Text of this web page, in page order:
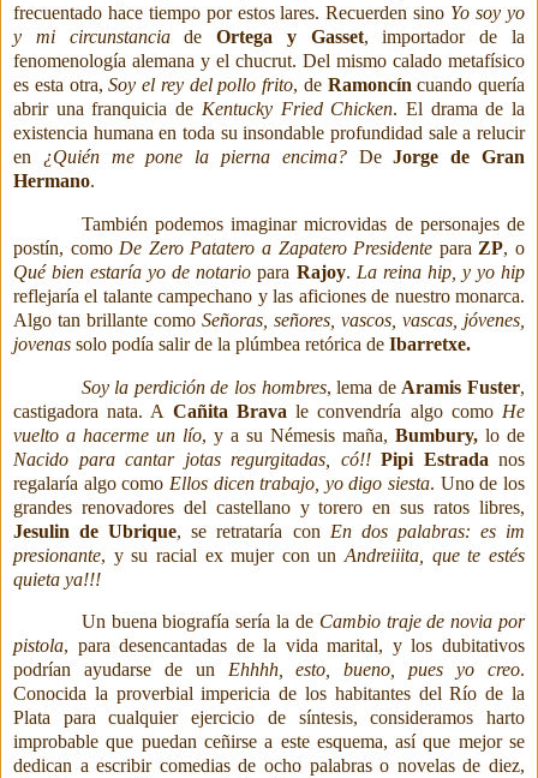
frecuentado hace tiempo por estos lares. Recuerden sino Yo soy yo
y mi circunstanciadeOrtega y Gasset, importador de la
fenomenología alemana y el chucrut. Del mismo calado metafísico
es esta otra,Soy el rey del pollo frito, de Ramoncín cuando quería
abrir una franquicia de Kentucky Fried Chicken. El drama de la
existencia humana en toda su insondable profundidad sale a relucir
en ¿Quién me pone la pierna encima?DeJorge de Gran
Hermano.
También podemos imaginar microvidas de personajes de
postín, como De Zero Patatero a Zapatero Presidente para ZP, o
Qué bien estaría yo de notario para Rajoy. La reina hip, y yo hip
reflejaría el talante campechano y las aficiones de nuestro monarca.
Algo tan brillante como Señoras, señores, vascos, vascas, jóvenes,
jovenas solo podía salir de la plúmbea retórica de Ibarretxe.
Soy la perdición de los hombres, lema de Aramis Fuster,
castigadora nata. A Cañita Brava le convendría algo como He
vuelto a hacerme un lío, y a su Némesis maña, Bumbury, lo de
Nacido para cantar jotas regurgitadas, có!! Pipi Estrada nos
regalaría algo como Ellos dicen trabajo, yo digo siesta. Uno de los
grandes renovadores del castellano y torero en sus ratos libres,
Jesulin de Ubrique, se retrataría con En dos palabras: es im
presionante, y su racial ex mujer con unAndreiiita, que te estés
quieta ya!!!
Un buena biografía sería la de Cambio traje de novia por
pistola, para desencantadas de la vida marital, y los dubitativos
podrían ayudarse de un Ehhhh, esto, bueno, pues yo creo.
Conocida la proverbial impericia de los habitantes del Río de la
Plata para cualquier ejercicio de síntesis, consideramos harto
improbable que puedan ceñirse a este esquema, así que mejor se
dedican a escribir comedias de ocho palabras o novelas de diez,